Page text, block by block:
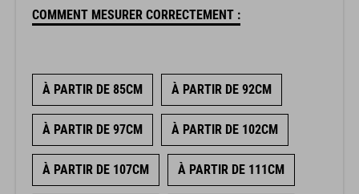
COMMENT MESURER CORRECTEMENT :
À PARTIR DE 85CM À PARTIR DE 92CM
À PARTIR DE 97CM À PARTIR DE 102CM
À PARTIR DE 107CM À PARTIR DE 111CM